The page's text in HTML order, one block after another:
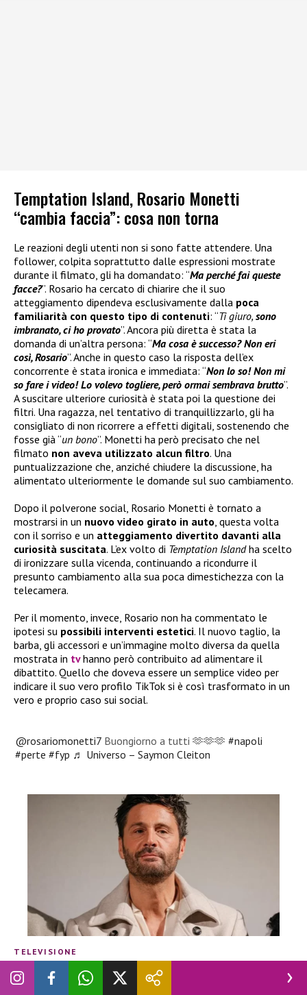
Temptation Island, Rosario Monetti
“cambia faccia”: cosa non torna
Le reazioni degli utenti non si sono fatte attendere. Una
follower, colpita soprattutto dalle espressioni mostrate
durante il filmato, gli ha domandato: “Ma perché fai queste
facce?”. Rosario ha cercato di chiarire che il suo
atteggiamento dipendeva esclusivamente dalla poca
familiarità con questo tipo di contenuti: “Ti giuro, sono
imbranato, ci ho provato”. Ancora più diretta è stata la
domanda di un’altra persona: “Ma cosa è successo? Non eri
così, Rosario”. Anche in questo caso la risposta dell’ex
concorrente è stata ironica e immediata: “Non lo so! Non mi
so fare i video! Lo volevo togliere, però ormai sembrava brutto”.
A suscitare ulteriore curiosità è stata poi la questione dei
filtri. Una ragazza, nel tentativo di tranquillizzarlo, gli ha
consigliato di non ricorrere a effetti digitali, sostenendo che
fosse già “un bono”. Monetti ha però precisato che nel
filmato non aveva utilizzato alcun filtro. Una
puntualizzazione che, anziché chiudere la discussione, ha
alimentato ulteriormente le domande sul suo cambiamento.
Dopo il polverone social, Rosario Monetti è tornato a
mostrarsi in un nuovo video girato in auto, questa volta
con il sorriso e un atteggiamento divertito davanti alla
curiosità suscitata. L’ex volto di Temptation Islandha scelto
di ironizzare sulla vicenda, continuando a ricondurre il
presunto cambiamento alla sua poca dimestichezza con la
telecamera.
Per il momento, invece, Rosario non ha commentato le
ipotesi su possibili interventi estetici. Il nuovo taglio, la
barba, gli accessori e un’immagine molto diversa da quella
mostrata in tvhanno però contribuito ad alimentare il
dibattito. Quello che doveva essere un semplice video per
indicare il suo vero profilo TikTok si è così trasformato in un
vero e proprio caso sui social.
@rosariomonetti7 Buongiorno a tutti 🫶🫶🫶#napoli
#perte #fyp ♬ Universo – Saymon Cleiton
TELEVISIONE
Bufera su Filippo Bisciglia,